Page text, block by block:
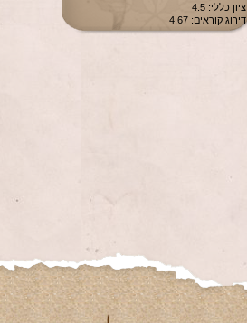
ציון כללי: 4.5
דירוג קוראים: 4.67